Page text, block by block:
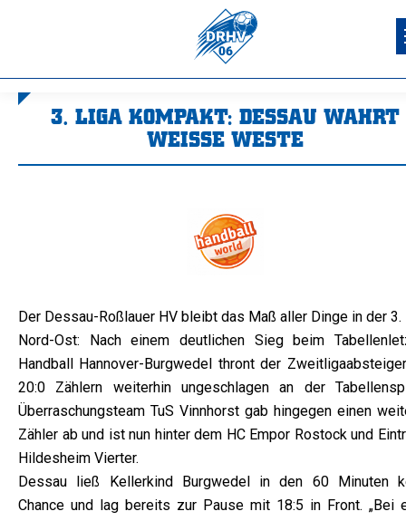
3. LIGA KOMPAKT: DESSAU WAHRT
WEISSE WESTE
Der Dessau-Roßlauer HV bleibt das Maß aller Dinge in der 3.
Nord-Ost: Nach einem deutlichen Sieg beim
Handball Hannover-Burgwedel thront der
20:0 Zählern weiterhin ungeschlagen an der
Überraschungsteam TuS Vinnhorst gab hingegen einen
Zähler ab und ist nun hinter dem HC Empor Rostock und
Hildesheim Vierter.
Dessau ließ Kellerkind Burgwedel in den 60 Minuten
Chance und lag bereits zur Pause mit 18:5 in Front. „Bei